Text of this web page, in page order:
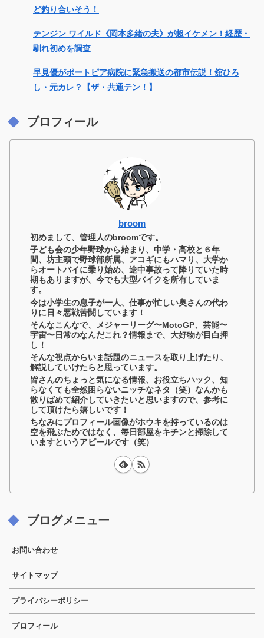
ど釣り合いそう！
テンジン ワイルド《岡本多緒の夫》が超イケメン！経歴・
馴れ初めを調査
早見優がポートピア病院に緊急搬送の都市伝説！舘ひろ
し・元カレ？【ザ・共通テン！】
プロフィール
broom
初めまして、管理人のbroomです。
子ども会の少年野球から始まり、中学・高校と６年
間、坊主頭で野球部所属、アコギにもハマり、大学か
らオートバイに乗り始め、途中事故って降りていた時
期もありますが、今でも大型バイクを所有していま
す。
今は小学生の息子が一人、仕事が忙しい奥さんの代わ
りに日々悪戦苦闘しています！
そんなこんなで、メジャーリーグ〜MotoGP、芸能〜
宇宙〜日常のなんだこれ？情報まで、大好物が目白押
し！
そんな視点からいま話題のニュースを取り上げたり、
解説していけたらと思っています。
皆さんのちょっと気になる情報、お役立ちハック、知
らなくても全然困らないニッチなネタ（笑）なんかも
散りばめて紹介していきたいと思いますので、参考に
して頂けたら嬉しいです！
ちなみにプロフィール画像がホウキを持っているのは
空を飛ぶためではなく、毎日部屋をキチンと掃除して
いますというアピールです（笑）
ブログメニュー
お問い合わせ
サイトマップ
プライバシーポリシー
プロフィール